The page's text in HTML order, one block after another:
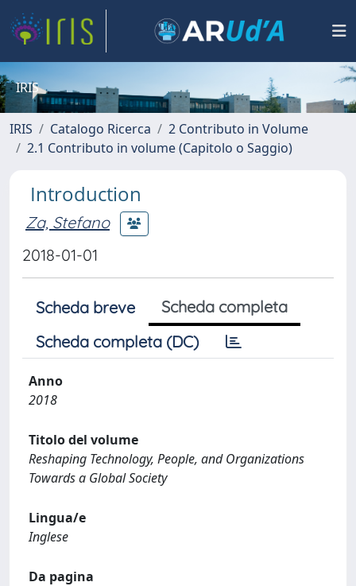
IRIS
IRIS Catalogo Ricerca
2 Contributo in Volume
2.1 Contributo in volume (Capitolo o Saggio)
Introduction
Za, Stefano
2018-01-01
Scheda breve
Scheda completa
Scheda completa (DC)
Anno
2018
Titolo del volume
Reshaping Technology, People, and Organizations
Towards a Global Society
Lingua/e
Inglese
Da pagina